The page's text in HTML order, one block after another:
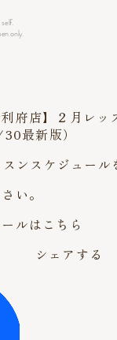
only.
利府店】２月レ
最新版）
ンスケジュール
い。
ルはこちら
シェアする